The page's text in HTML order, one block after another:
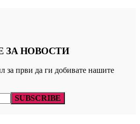
ЗА НОВОСТИ
за први да ги добивате нашите
SUBSCRIBE